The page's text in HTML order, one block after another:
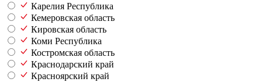
Карелия Республика
Кемеровская область
Кировская область
Коми Республика
Костромская область
Краснодарский край
Красноярский край